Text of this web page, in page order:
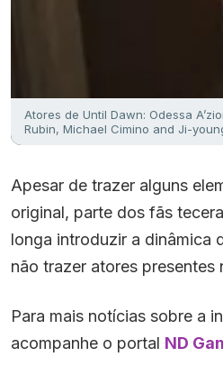
Atores de Until Dawn: Odessa
Rubin, Michael Cimino and Ji-
Apesar de trazer alguns
original, parte dos fãs
longa introduzir a dinâmica
não trazer atores presentes
Para mais notícias sobre a
acompanhe o portal ND